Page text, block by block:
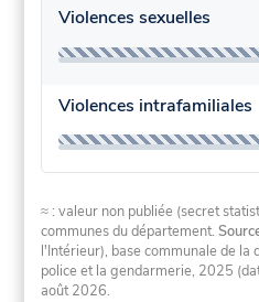
Violences sexuelles
Violences intrafamiliales
≈ : valeur non publiée (secret
communes du département.
l'Intérieur), base communale de la
police et la gendarmerie, 2025
août 2026.